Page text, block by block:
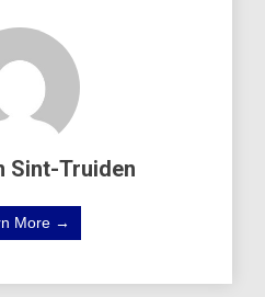
Sint-Truiden
More →